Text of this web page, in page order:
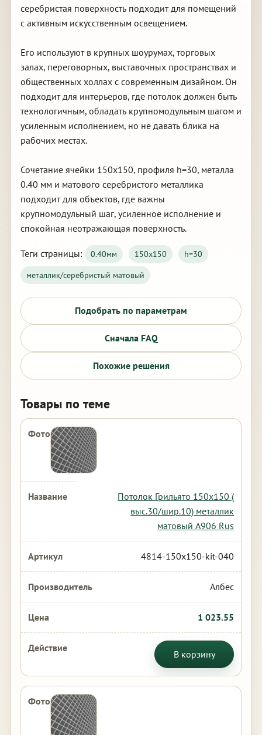
серебристая поверхность подходит для помещений
с активным искусственным освещением.
Его используют в крупных шоурумах, торговых
залах, переговорных, выставочных пространствах и
общественных холлах с современным дизайном. Он
подходит для интерьеров, где потолок должен быть
технологичным, обладать крупномодульным шагом и
усиленным исполнением, но не давать блика на
рабочих местах.
Сочетание ячейки 150х150, профиля h=30, металла
0.40 мм и матового серебристого металлика
подходит для объектов, где важны
крупномодульный шаг, усиленное исполнение и
спокойная неотражающая поверхность.
Теги страницы: 0.40мм 150х150
h=30
металлик/серебристый матовый
Подобрать по параметрам
Сначала FAQ
Похожие решения
Товары по теме
Потолок Грильято 150х150 (
выс.30/шир.10) металлик
матовый А906 Rus
4814-150x150-kit-040
Албес
1 023.55
В корзину